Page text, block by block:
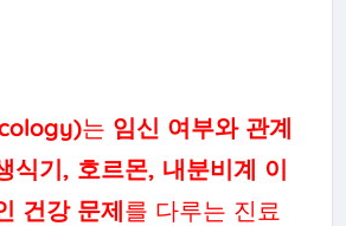
는 임신 여부와 관계
식기, 호르몬, 내분비계 이
건강 문제를 다루는 진료